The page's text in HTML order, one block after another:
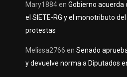
Mary1884en Gobierno
el SIETE-RG y el monotributo
protestas
Melissa2766 en Senado
y devuelve norma a Diputados